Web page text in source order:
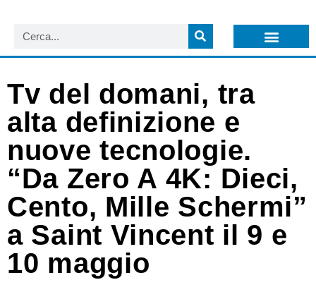
Tv del domani, tra
alta definizione e
nuove tecnologie.
“Da Zero A 4K: Dieci,
Cento, Mille Schermi”
a Saint Vincent il 9 e
10 maggio